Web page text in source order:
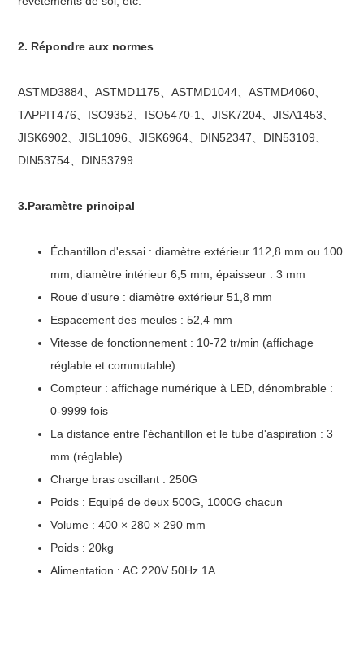
2. Répondre aux normes
ASTMD3884、ASTMD1175、ASTMD1044、ASTMD4060、
TAPPIT476、ISO9352、ISO5470-1、JISK7204、JISA1453、
JISK6902、JISL1096、JISK6964、DIN52347、DIN53109、
DIN53754、DIN53799
3.Paramètre principal
Échantillon d'essai : diamètre extérieur 112,8 mm ou 100
mm, diamètre intérieur 6,5 mm, épaisseur : 3 mm
Roue d'usure : diamètre extérieur 51,8 mm
Espacement des meules : 52,4 mm
Vitesse de fonctionnement : 10-72 tr/min (affichage
réglable et commutable)
Compteur : affichage numérique à LED, dénombrable :
0-9999 fois
La distance entre l'échantillon et le tube d'aspiration : 3
mm (réglable)
Charge bras oscillant : 250G
Poids : Equipé de deux 500G, 1000G chacun
Volume : 400 × 280 × 290 mm
Poids : 20kg
Alimentation : AC 220V 50Hz 1A